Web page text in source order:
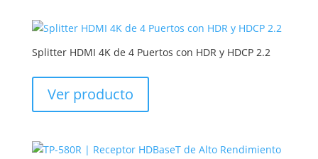
Splitter HDMI 4K de 4 Puertos con HDR y HDCP 2.2
Ver producto